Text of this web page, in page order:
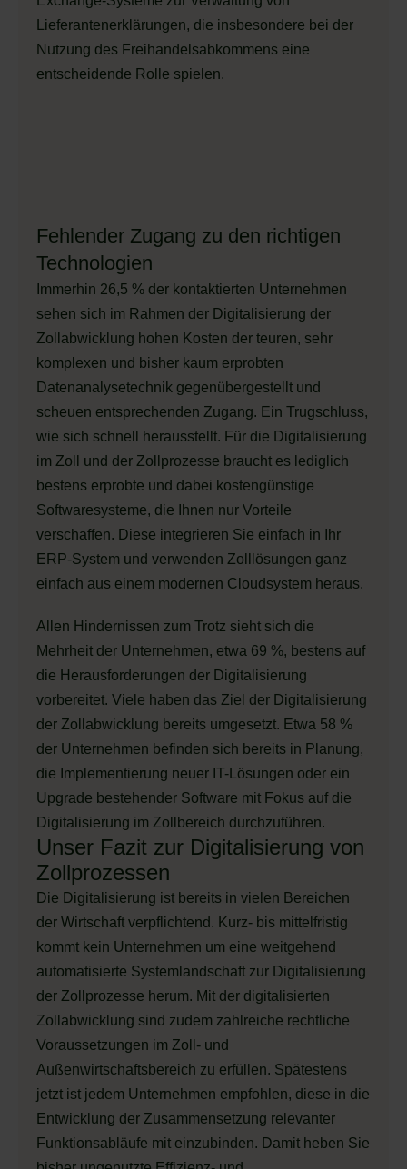
Lieferantenerklärungen, die insbesondere bei der
Nutzung des Freihandelsabkommens eine
entscheidende Rolle spielen.
Fehlender Zugang zu den richtigen
Technologien
Immerhin 26,5 % der kontaktierten Unternehmen
sehen sich im Rahmen der Digitalisierung der
Zollabwicklung hohen Kosten der teuren, sehr
komplexen und bisher kaum erprobten
Datenanalysetechnik gegenübergestellt und
scheuen entsprechenden Zugang. Ein Trugschluss,
wie sich schnell herausstellt. Für die Digitalisierung
im Zoll und der Zollprozesse braucht es lediglich
bestens erprobte und dabei kostengünstige
Softwaresysteme, die Ihnen nur Vorteile
verschaffen. Diese integrieren Sie einfach in Ihr
ERP-System und verwenden Zolllösungen ganz
einfach aus einem modernen Cloudsystem heraus.
Allen Hindernissen zum Trotz sieht sich die
Mehrheit der Unternehmen, etwa 69 %, bestens auf
die Herausforderungen der Digitalisierung
vorbereitet. Viele haben das Ziel der Digitalisierung
der Zollabwicklung bereits umgesetzt. Etwa 58 %
der Unternehmen befinden sich bereits in Planung,
die Implementierung neuer IT-Lösungen oder ein
Upgrade bestehender Software mit Fokus auf die
Digitalisierung im Zollbereich durchzuführen.
Unser Fazit zur Digitalisierung von
Zollprozessen
Die Digitalisierung ist bereits in vielen Bereichen
der Wirtschaft verpflichtend. Kurz- bis mittelfristig
kommt kein Unternehmen um eine weitgehend
automatisierte Systemlandschaft zur Digitalisierung
der Zollprozesse herum. Mit der digitalisierten
Zollabwicklung sind zudem zahlreiche rechtliche
Voraussetzungen im Zoll- und
Außenwirtschaftsbereich zu erfüllen. Spätestens
jetzt ist jedem Unternehmen empfohlen, diese in die
Entwicklung der Zusammensetzung relevanter
Funktionsabläufe mit einzubinden. Damit heben Sie